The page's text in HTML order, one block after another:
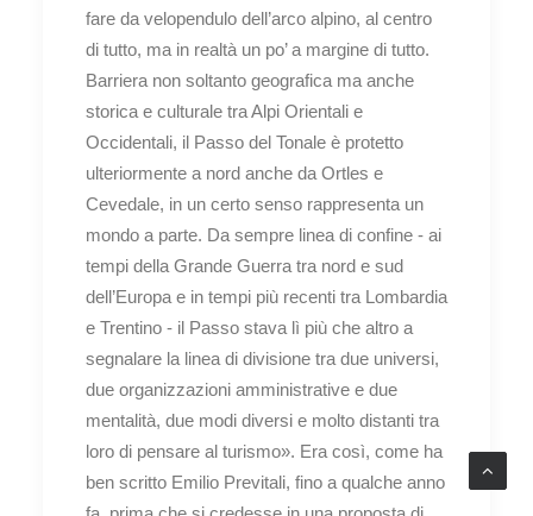
fare da velopendulo dell’arco alpino, al centro
di tutto, ma in realtà un po’ a margine di tutto.
Barriera non soltanto geografica ma anche
storica e culturale tra Alpi Orientali e
Occidentali, il Passo del Tonale è protetto
ulteriormente a nord anche da Ortles e
Cevedale, in un certo senso rappresenta un
mondo a parte. Da sempre linea di confine - ai
tempi della Grande Guerra tra nord e sud
dell’Europa e in tempi più recenti tra Lombardia
e Trentino - il Passo stava lì più che altro a
segnalare la linea di divisione tra due universi,
due organizzazioni amministrative e due
mentalità, due modi diversi e molto distanti tra
loro di pensare al turismo». Era così, come ha
ben scritto Emilio Previtali, fino a qualche anno